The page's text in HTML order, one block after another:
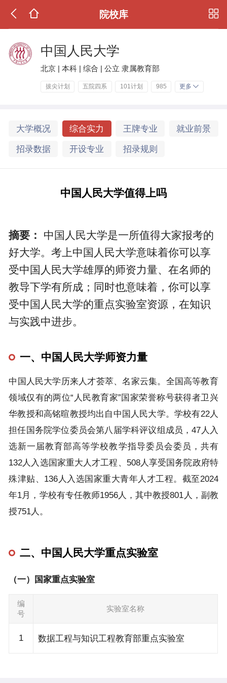
院校库
中国人民大学
北京 | 本科 | 综合 | 公立 隶属教育部
拔尖计划 五院四系 101计划 985 更多
大学概况 综合实力 王牌专业 就业前景
招录数据 开设专业 招录规则
中国人民大学值得上吗
摘要：
中国人民大学是一所值得大家报考的
好大学。考上中国人民大学意味着你可以享
受中国人民大学雄厚的师资力量、在名师的
教导下学有所成；同时也意味着，你可以享
受中国人民大学的重点实验室资源，在知识
与实践中进步。
一、中国人民大学师资力量
中国人民大学历来人才荟萃、名家云集。全国高等教育
领域仅有的两位“人民教育家”国家荣誉称号获得者卫兴
华教授和高铭暄教授均出自中国人民大学。学校有22人
担任国务院学位委员会第八届学科评议组成员，47人入
选新一届教育部高等学校教学指导委员会委员，共有
132人入选国家重大人才工程、508人享受国务院政府特
殊津贴、136人入选国家重大青年人才工程。截至2024
年1月，学校有专任教师1956人，其中教授801人，副教
授751人。
二、中国人民大学重点实验室
（一）国家重点实验室
编
号
实验室名称
1 数据工程与知识工程教育部重点实验室